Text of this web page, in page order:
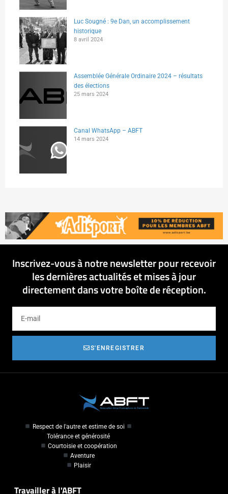
Luc Sougné : 9e Dan, un accomplissement
historique
8 avril 2024
Assemblée Générale Ordinaire 2024 – résultats
des élections
25 mars 2024
Canal WhatsApp – ABFT
14 mars 2024
Inscrivez-vous à notre newsletter pour recevoir
les dernières actualités et mises à jour
directement dans votre boîte de réception.
S'ENREGISTRER
Respect de l'autre et estime de soi
Tolérance et générosité
Courtoisie et coopération
Aventure
Plaisir
Travailler à l'ABFT